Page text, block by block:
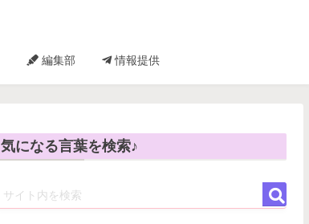
編集部 情報提供
気になる言葉を検索♪